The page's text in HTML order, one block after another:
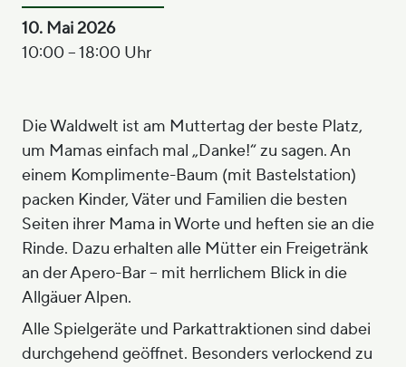
10. Mai 2026
10:00 – 18:00 Uhr
Die Waldwelt ist am Muttertag der beste Platz,
um Mamas einfach mal „Danke!“ zu sagen. An
einem Komplimente-Baum (mit Bastelstation)
packen Kinder, Väter und Familien die besten
Seiten ihrer Mama in Worte und heften sie an die
Rinde. Dazu erhalten alle Mütter ein Freigetränk
an der Apero-Bar – mit herrlichem Blick in die
Allgäuer Alpen.
Alle Spielgeräte und Parkattraktionen sind dabei
durchgehend geöffnet. Besonders verlockend zu